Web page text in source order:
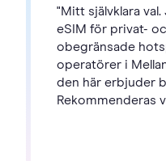
"Mitt självklara
eSIM för privat-
obegränsade
operatörer i
den här erbjuder
Rekommenderas